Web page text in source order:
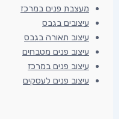
מעצבת פנים במרכז
עיצובים בגבס
עיצוב תאורה בגבס
עיצוב פנים מטבחים
עיצוב פנים במרכז
עיצוב פנים לעסקים